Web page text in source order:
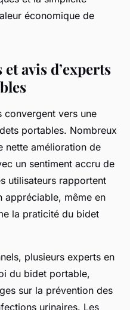
économique de
avis d’experts
convergent vers une
portables. Nombreux
nette amélioration de
un sentiment accru de
utilisateurs rapportent
appréciable, même en
la praticité du bidet
plusieurs experts en
du bidet portable,
sur la prévention des
urinaires. Les